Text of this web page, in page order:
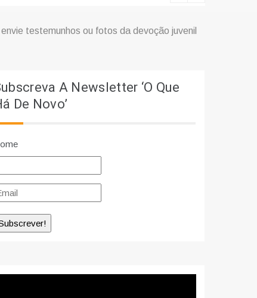
testemunhos ou fotos da devoção juvenil
A Newsletter ‘O Que
De Novo’